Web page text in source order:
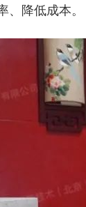
降低成本。